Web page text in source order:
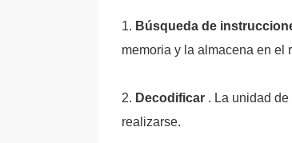
1. Búsqueda de
memoria y la almacena en el
2. Decodificar . La unidad
realizarse.